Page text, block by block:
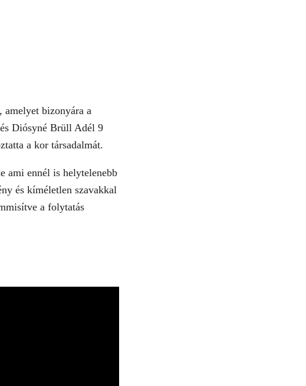
amelyet bizonyára a
Diósyné Brüll Adél 9
a kor társadalmát.
ami ennél is helytelenebb
és kíméletlen szavakkal
a folytatás